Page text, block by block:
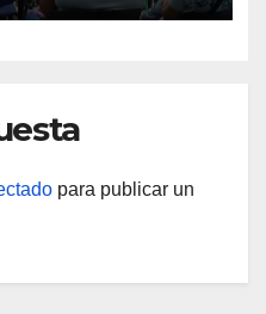
para publicar un